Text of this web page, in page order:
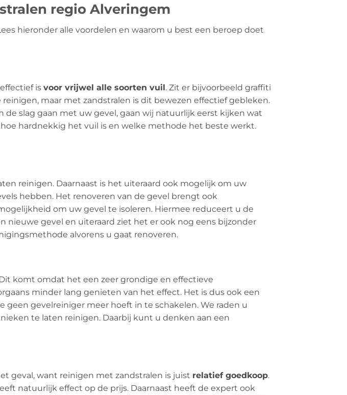
regio Alveringem
hieronder alle voordelen en waarom u best een beroep doet
is voor vrijwel alle soorten vuil. Zit er bijvoorbeeld graffiti
maar met zandstralen is dit bewezen effectief gebleken.
de slag gaan met uw gevel, gaan wij natuurlijk eerst kijken wat
hardnekkig het vuil is en welke methode het beste werkt.
reinigen. Daarnaast is het uiteraard ook mogelijk om uw
hebben. Het renoveren van de gevel brengt ook
om uw gevel te isoleren. Hiermee reduceert u de
nieuwe gevel en uiteraard ziet het er ook nog eens bijzonder
alvorens u gaat renoveren.
komt omdat het een zeer grondige en effectieve
minder lang genieten van het effect. Het is dus ook een
geen gevelreiniger meer hoeft in te schakelen. We raden u
te laten reinigen. Daarbij kunt u denken aan een
geval, want reinigen met zandstralen is juist relatief goedkoop.
natuurlijk effect op de prijs. Daarnaast heeft de expert ook